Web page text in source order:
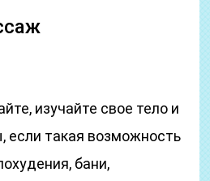
изучайте свое тело и
если такая возможность
бани,